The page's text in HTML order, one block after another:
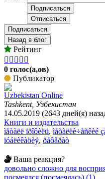
Подписаться
Назад в блог
Рейтинг
    
0 голос(а,ов)
Публикатор
Uzbekistan Online
Tashkent, Узбекистан
14.05.2019 (2643 дней(я)
Книги и издательства
ìåòàëë ïðîôèëü, ìåòàëëè÷åñêèé
ïóáëèêàöèÿ, ðåôåðàò
Ваша реакция?
довольно сложно для
посмеялся (посмеялась) (1)